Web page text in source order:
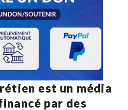
est un média
par des